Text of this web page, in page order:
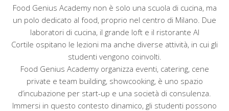
Food Genius Academy non è solo una scuola di cucina, ma
un polo dedicato al food, proprio nel centro di Milano. Due
laboratori di cucina, il grande loft e il ristorante Al
Cortile ospitano le lezioni ma anche diverse attività, in cui gli
studenti vengono coinvolti.
Food Genius Academy organizza eventi, catering, cene
private e team building, showcooking, è uno spazio
d’incubazione per start-up e una società di consulenza.
Immersi in questo contesto dinamico, gli studenti possono